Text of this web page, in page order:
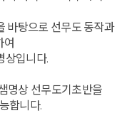
바탕으로 선무도 동작과
여
상입니다.
명상 선무도기초반을
합니다.